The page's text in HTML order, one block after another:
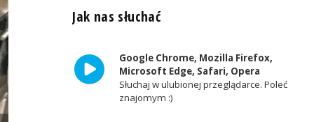
Jak nas słuchać
Google Chrome, Mozilla Firefox,
Microsoft Edge, Safari, Opera
Słuchaj w ulubionej przeglądarce. Poleć
znajomym :)